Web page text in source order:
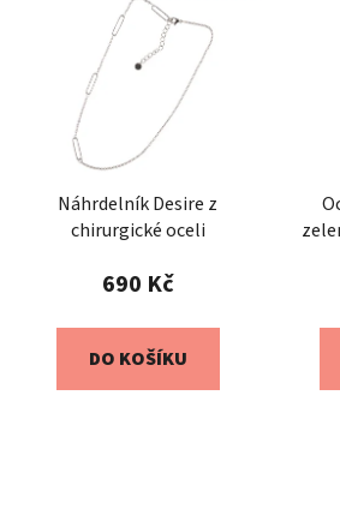
Náhrdelník Desire z
chirurgické oceli
690 Kč
DO KOŠÍKU